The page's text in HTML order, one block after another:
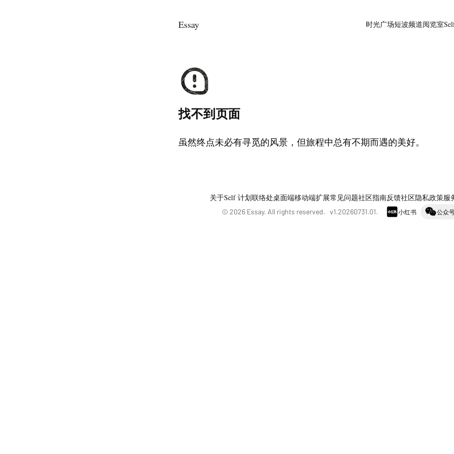
Essay 时光广场短波频道阅览室
找不到页面
虽然终点未必有寻觅的风景，但旅程中总有不期而遇的美好。
关于Self 计划联络处桌面端移动端扩展常见问题社区指南反馈社区隐私政策服
© 2026 Essay. All rights reserved. v1.20260731.01. 小红书 公众